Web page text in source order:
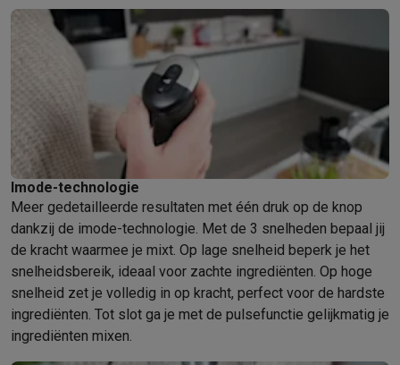
Refurbished smartphonesRefurbished tabletsRefurbished
Huishouden
Wasmachines met ecochequesDroogkasten met ecocheques
Kleine keukentoestellen
Kleine keukentoestellen met ecocheques Koffiemachines
Grote keukentoestellen
Vaatwassers met ecocheques Koelkasten met ecocheques
Airco
Airco's met ecocheques
TV & audio
TV met ecochequesBluetooth speakers met ecocheques
Multimedia & telefonie
Smartphones met ecochequesTablets met ecocheques
Transport
Elektrische steps met ecocheques
Eco initiatieven
ImpactEnergie besparenRecycleer je oud elektro
Imode-technologie
Meer gedetailleerde resultaten met één druk op de knop
dankzij de imode-technologie. Met de 3 snelheden bepaal jij
de kracht waarmee je mixt. Op lage snelheid beperk je het
snelheidsbereik, ideaal voor zachte ingrediënten. Op hoge
snelheid zet je volledig in op kracht, perfect voor de hardste
ingrediënten. Tot slot ga je met de pulsefunctie gelijkmatig je
ingrediënten mixen.